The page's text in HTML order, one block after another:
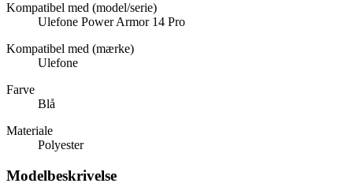
Kompatibel med (model/serie)
Ulefone Power Armor 14 Pro
Kompatibel med (mærke)
Ulefone
Farve
Blå
Materiale
Polyester
Modelbeskrivelse